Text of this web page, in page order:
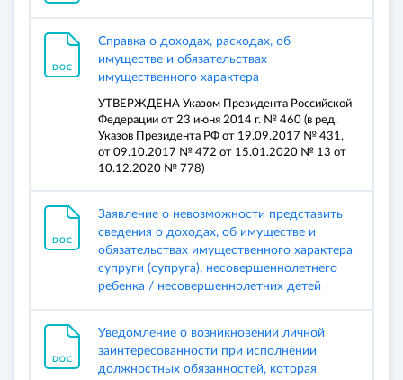
Справка о доходах, расходах, об
имуществе и обязательствах
имущественного характера
УТВЕРЖДЕНА Указом Президента Российской
Федерации от 23 июня 2014 г. № 460 (в ред.
Указов Президента РФ от 19.09.2017 № 431,
от 09.10.2017 № 472 от 15.01.2020 № 13 от
10.12.2020 № 778)
Заявление о невозможности представить
сведения о доходах, об имуществе и
обязательствах имущественного характера
супруги (супруга), несовершеннолетнего
ребенка / несовершеннолетних детей
Уведомление о возникновении личной
заинтересованности при исполнении
должностных обязанностей, которая